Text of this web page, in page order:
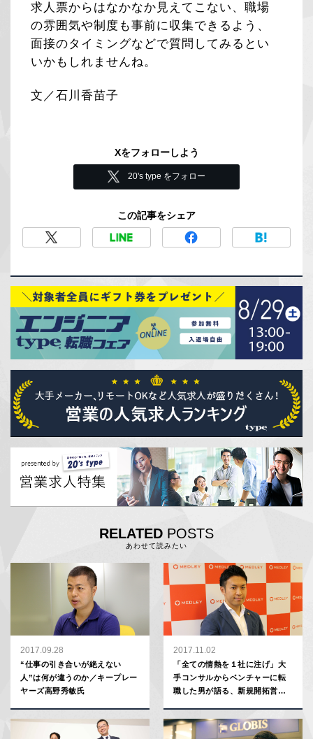
求人票からはなかなか見えてこない、職場
の雰囲気や制度も事前に収集できるよう、
面接のタイミングなどで質問してみるとい
いかもしれませんね。
文／石川香苗子
Xをフォローしよう
20's type をフォロー
この記事をシェア
RELATED POSTS
あわせて読みたい
2017.09.28
“仕事の引き合いが絶えない
人”は何が違うのか／キープレー
ヤーズ高野秀敏氏
2017.11.02
「全ての情熱を１社に注げ」大
手コンサルからベンチャーに転
職した男が語る、新規開拓営業